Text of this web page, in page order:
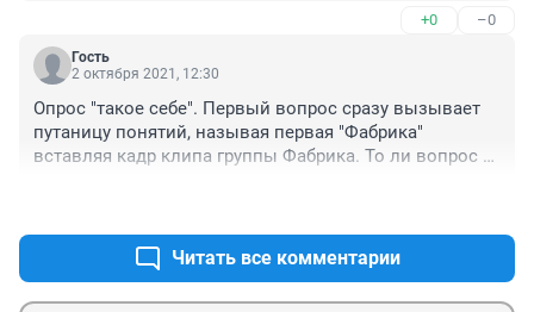
+0 –0
Гость
2 октября 2021, 12:30
Опрос "такое себе". Первый вопрос сразу вызывает
путаницу понятий, называя первая "Фабрика"
вставляя кадр клипа группы Фабрика. То ли вопрос
Малинин вовсе не единственный, кто является
сыном музыканта. Потому как Соня Кузьмина из ФБ2,
также является дочерью Владимира Кузьмина.
Читать все комментарии